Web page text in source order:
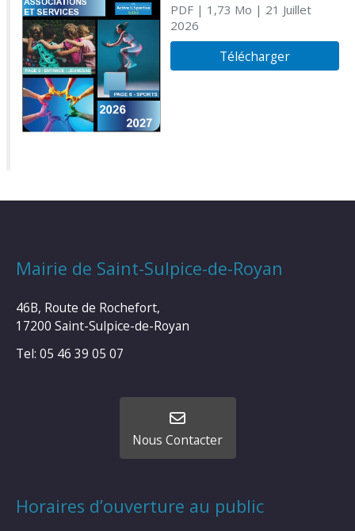
PDF| 1,73 Mo | 21 Juillet
2026
Télécharger
Mairie de Saint-Sulpice-de-Royan
46B, Route de Rochefort,
17200 Saint-Sulpice-de-Royan
Tel: 05 46 39 05 07
Nous Contacter
Horaires d’ouverture au public